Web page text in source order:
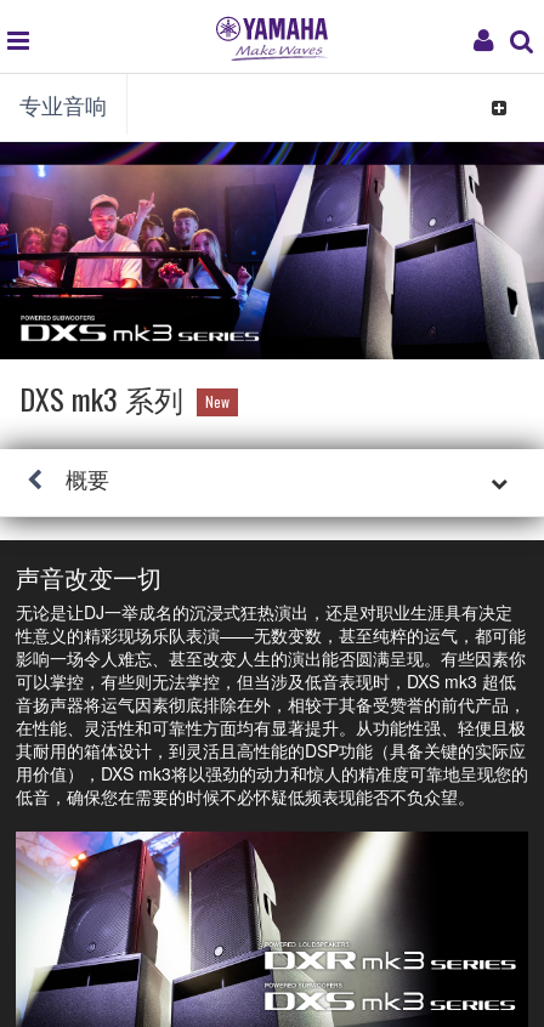
My
global
navigation
专业音响
Toggle
DXS mk3 系列 New
概要
声音改变一切
无论是让DJ一举成名的沉浸式狂热演出，还是对职业生涯具有决定
性意义的精彩现场乐队表演——无数变数，甚至纯粹的运气，都可能
影响一场令人难忘、甚至改变人生的演出能否圆满呈现。有些因素你
可以掌控，有些则无法掌控，但当涉及低音表现时，DXS mk3 超低
音扬声器将运气因素彻底排除在外，相较于其备受赞誉的前代产品，
在性能、灵活性和可靠性方面均有显著提升。从功能性强、轻便且极
其耐用的箱体设计，到灵活且高性能的DSP功能（具备关键的实际应
用价值），DXS mk3将以强劲的动力和惊人的精准度可靠地呈现您的
低音，确保您在需要的时候不必怀疑低频表现能否不负众望。